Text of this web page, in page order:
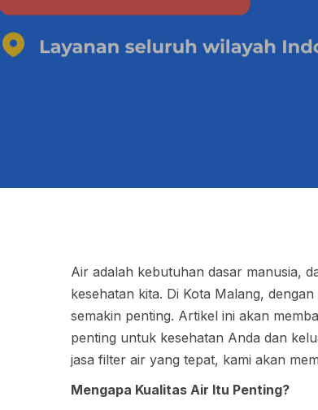
Air adalah kebutuhan dasar manusia,
kesehatan kita. Di Kota Malang,
semakin penting. Artikel ini akan
penting untuk kesehatan Anda dan
jasa filter air yang tepat, kami akan
Mengapa Kualitas Air Itu Penting?